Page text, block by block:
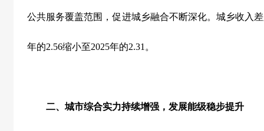
公共服务覆盖范围，促进城乡融合不断深化。城乡收入
年的2.56缩小至2025年的2.31 。
二、城市综合实力持续增强，发展能级稳步提升